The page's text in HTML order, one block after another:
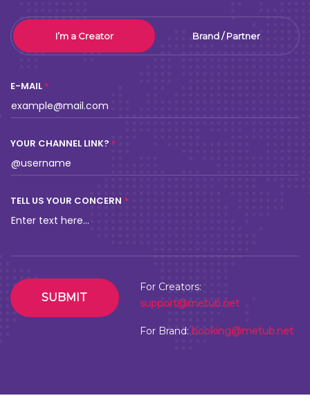
I’m a Creator Brand / Partner
E-MAIL
YOUR CHANNEL LINK?
TELL US YOUR CONCERN
SUBMIT
For Creators:
support@metub.net
For Brand: booking@metub.net